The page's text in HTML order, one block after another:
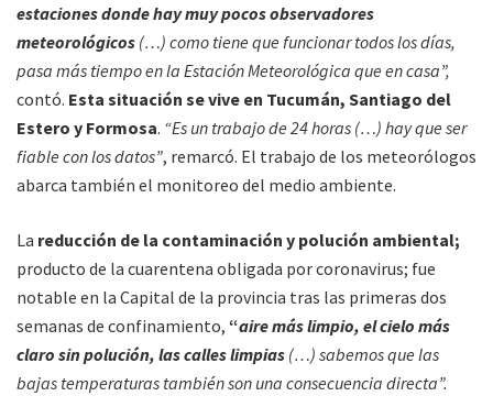
estaciones donde hay muy pocos observadores
meteorológicos (…) como tiene que funcionar todos los días,
pasa más tiempo en la Estación Meteorológica que en casa”,
contó. Esta situación se vive en Tucumán, Santiago del
Estero y Formosa. “Es un trabajo de 24 horas (…) hay que ser
fiable con los datos”, remarcó. El trabajo de los meteorólogos
abarca también el monitoreo del medio ambiente.
La reducción de la contaminación y polución ambiental;
producto de la cuarentena obligada por coronavirus; fue
notable en la Capital de la provincia tras las primeras dos
semanas de confinamiento, “aire más limpio, el cielo más
claro sin polución, las calles limpias (…) sabemos que las
bajas temperaturas también son una consecuencia directa”.